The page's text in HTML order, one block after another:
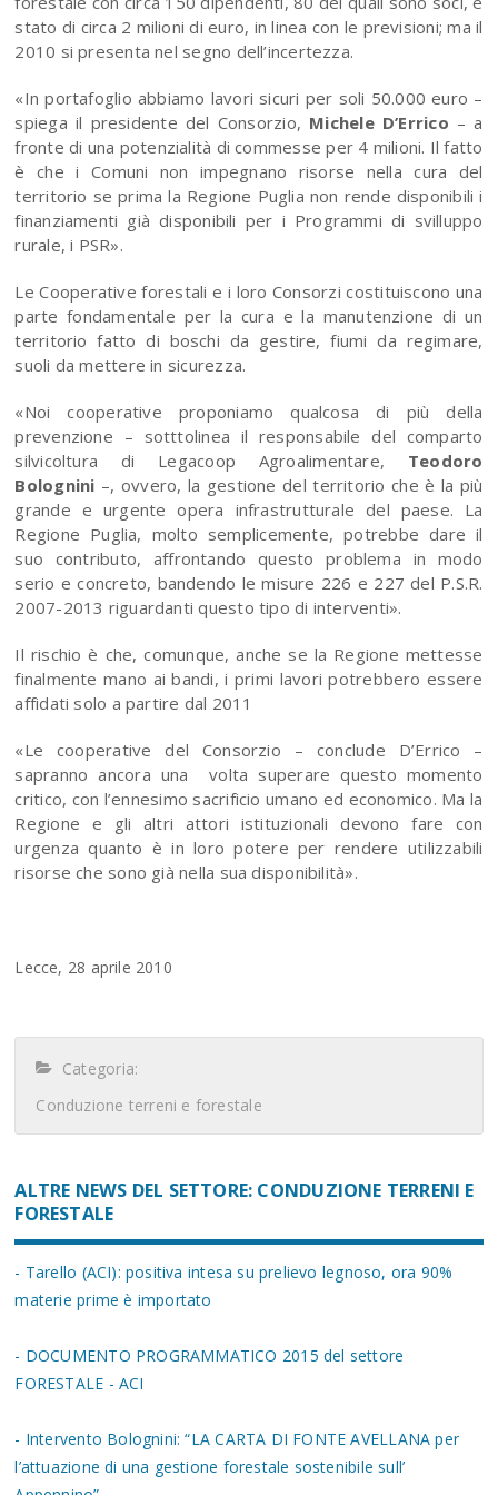
stato di circa 2 milioni di euro, in linea con le previsioni; ma il
2010 si presenta nel segno dell’incertezza.
«In portafoglio abbiamo lavori sicuri per soli 50.000 euro –
spiega il presidente del Consorzio, Michele D’Errico – a
fronte di una potenzialità di commesse per 4 milioni. Il fatto
è che i Comuni non impegnano risorse nella cura del
territorio se prima la Regione Puglia non rende disponibili i
finanziamenti già disponibili per i Programmi di svilluppo
rurale, i PSR».
Le Cooperative forestali e i loro Consorzi costituiscono una
parte fondamentale per la cura e la manutenzione di un
territorio fatto di boschi da gestire, fiumi da regimare,
suoli da mettere in sicurezza.
«Noi cooperative proponiamo qualcosa di più della
prevenzione – sotttolinea il responsabile del comparto
silvicoltura di Legacoop Agroalimentare, Teodoro
Bolognini –, ovvero, la gestione del territorio che è la più
grande e urgente opera infrastrutturale del paese. La
Regione Puglia, molto semplicemente, potrebbe dare il
suo contributo, affrontando questo problema in modo
serio e concreto, bandendo le misure 226 e 227 del P.S.R.
2007-2013 riguardanti questo tipo di interventi».
Il rischio è che, comunque, anche se la Regione mettesse
finalmente mano ai bandi, i primi lavori potrebbero essere
affidati solo a partire dal 2011
«Le cooperative del Consorzio – conclude D’Errico –
sapranno ancora una volta superare questo momento
critico, con l’ennesimo sacrificio umano ed economico. Ma la
Regione e gli altri attori istituzionali devono fare con
urgenza quanto è in loro potere per rendere utilizzabili
risorse che sono già nella sua disponibilità».
Lecce, 28 aprile 2010
Categoria:
Conduzione terreni e forestale
ALTRE NEWS DEL SETTORE: CONDUZIONE TERRENI E
FORESTALE
- Tarello (ACI): positiva intesa su prelievo legnoso, ora 90%
materie prime è importato
- DOCUMENTO PROGRAMMATICO 2015 del settore
FORESTALE - ACI
- Intervento Bolognini: “LA CARTA DI FONTE AVELLANA per
l’attuazione di una gestione forestale sostenibile sull’